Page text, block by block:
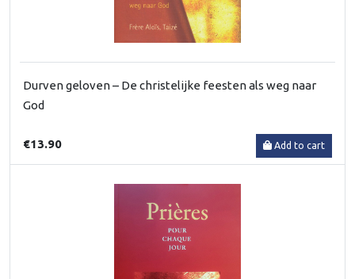
Durven geloven – De christelijke feesten als weg naar
God
€13.90 Add to cart